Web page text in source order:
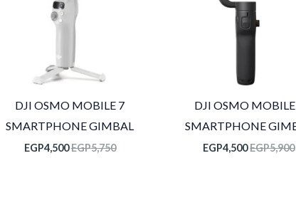
DJI OSMO
SMARTPHONE
EGP5,900
EGP4,500
DJI OSMO MOBILE 7
SMARTPHONE GIMBAL
EGP5,750
EGP4,500